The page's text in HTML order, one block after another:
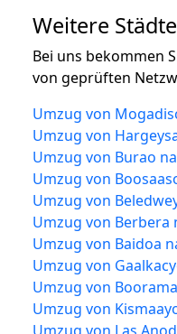
Weitere
Bei uns bekommen
von geprüften
Umzug von
Umzug von
Umzug von Burao
Umzug von
Umzug von
Umzug von Berbera
Umzug von Baidoa
Umzug von
Umzug von
Umzug von